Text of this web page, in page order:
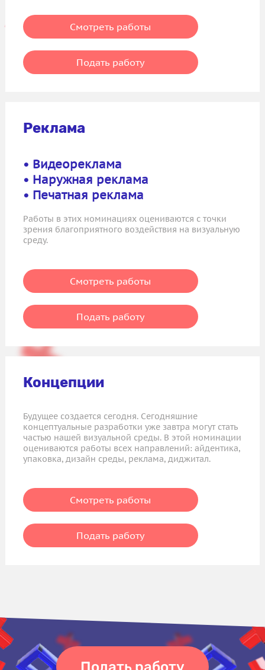
Смотреть работы
Подать работу
Реклама
• Видеореклама
• Наружная реклама
• Печатная реклама
Работы в этих номинациях оцениваются с точки
зрения благоприятного воздействия на визуальную
среду.
Смотреть работы
Подать работу
Концепции
Будущее создается сегодня. Сегодняшние
концептуальные разработки уже завтра могут стать
частью нашей визуальной среды. В этой номинации
оцениваются работы всех направлений: айдентика,
упаковка, дизайн среды, реклама, диджитал.
Смотреть работы
Подать работу